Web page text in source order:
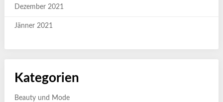
Dezember 2021
Jänner 2021
Kategorien
Beauty und Mode